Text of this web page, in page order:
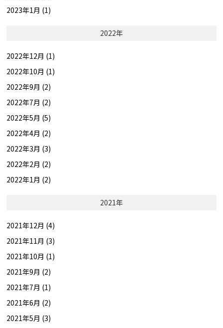
2023年1月 (1)
2022年
2022年12月 (1)
2022年10月 (1)
2022年9月 (2)
2022年7月 (2)
2022年5月 (5)
2022年4月 (2)
2022年3月 (3)
2022年2月 (2)
2022年1月 (2)
2021年
2021年12月 (4)
2021年11月 (3)
2021年10月 (1)
2021年9月 (2)
2021年7月 (1)
2021年6月 (2)
2021年5月 (3)